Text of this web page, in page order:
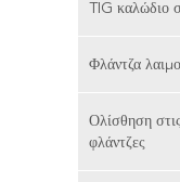
TIG καλώδιο
Φλάντζα
Ολίσθηση
φλάντζες